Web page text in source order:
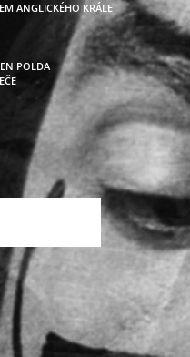
ANGLICKÉHO KRÁLE
POLDA